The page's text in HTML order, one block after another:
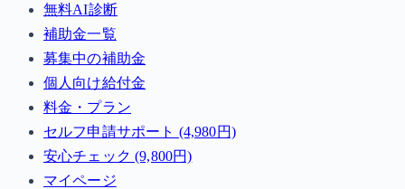
無料AI診断
補助金一覧
募集中の補助金
個人向け給付金
料金・プラン
セルフ申請サポート (4,980円)
安心チェック (9,800円)
マイページ